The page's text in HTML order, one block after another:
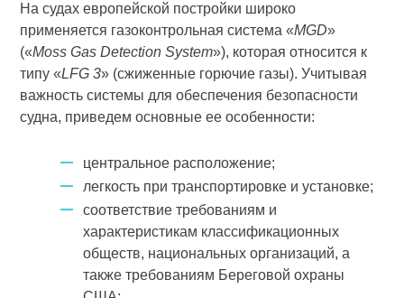
На судах европейской постройки широко
применяется газоконтрольная система «MGD»
(«Moss Gas Detection System»), которая относится к
типу «LFG 3» (сжиженные горючие газы). Учитывая
важность системы для обеспечения безопасности
судна, приведем основные ее особенности:
центральное расположение;
легкость при транспортировке и установке;
соответствие требованиям и
характеристикам классификационных
обществ, национальных организаций, а
также требованиям Береговой охраны